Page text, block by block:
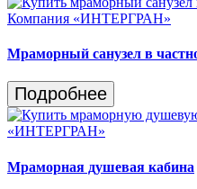
Мраморный санузел в
Подробнее
Мраморная душевая кабина